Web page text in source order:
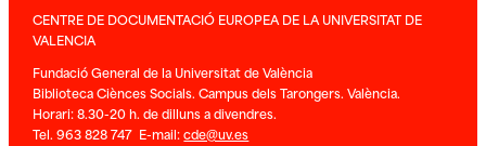
CENTRE DE DOCUMENTACIÓ EUROPEA DE LA UNIVERSITAT DE
VALENCIA
Fundació General de la Universitat de València
Biblioteca Ciènces Socials. Campus dels Tarongers. València.
Horari: 8.30-20 h. de dilluns a divendres.
Tel. 963 828 747 E-mail:cde@uv.es